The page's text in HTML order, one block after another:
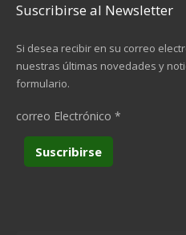
Suscribirse al Newsletter
Si desea recibir en su correo
nuestras últimas novedades y
formulario.
correo Electrónico *